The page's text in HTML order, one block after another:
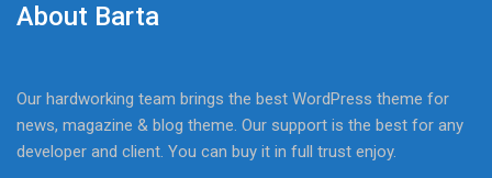
About Barta
Our hardworking team brings the best WordPress theme for
news, magazine & blog theme. Our support is the best for any
developer and client. You can buy it in full trust enjoy.